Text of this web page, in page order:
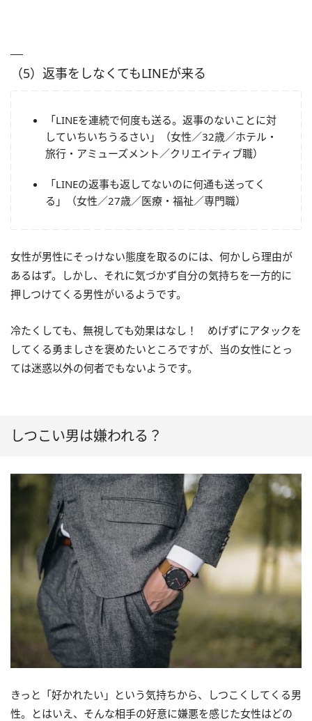
（5）返事をしなくてもLINEが来る
「LINEを連続で何度も送る。返事のないことに対
していちいちうるさい」（女性／32歳／ホテル・
旅行・アミューズメント／クリエイティブ職）
「LINEの返事も返してないのに何通も送ってく
る」（女性／27歳／医療・福祉／専門職）
女性が男性にそっけない態度を取るのには、何かしら理由が
あるはず。しかし、それに気づかず自分の気持ちを一方的に
押しつけてくる男性がいるようです。
冷たくしても、無視しても効果はなし！ めげずにアタックを
してくる勇ましさを褒めたいところですが、当の女性にとっ
ては迷惑以外の何者でもないようです。
しつこい男は嫌われる？
きっと「好かれたい」という気持ちから、しつこくしてくる男
性。とはいえ、そんな相手の好意に嫌悪を感じた女性はどの